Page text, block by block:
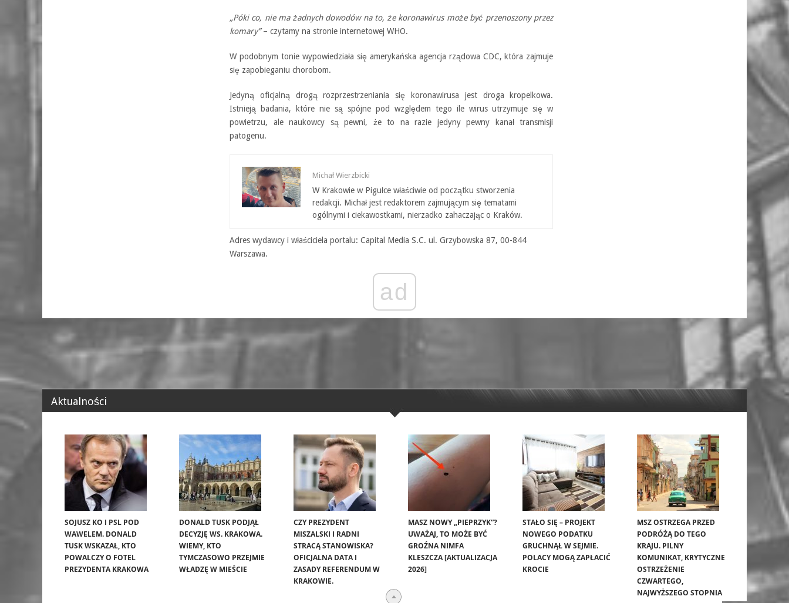
„Póki co, nie ma żadnych dowodów na to, że koronawirus może być przenoszony przez
komary”– czytamy na stronie internetowej WHO.
W podobnym tonie wypowiedziała się amerykańska agencja rządowa CDC, która zajmuje
się zapobieganiu chorobom.
Jedyną oficjalną drogą rozprzestrzeniania się koronawirusa jest droga kropelkowa.
Istnieją badania, które nie są spójne pod względem tego ile wirus utrzymuje się w
powietrzu, ale naukowcy są pewni, że to na razie jedyny pewny kanał transmisji
patogenu.
Michał Wierzbicki
W Krakowie w Pigułce właściwie od początku stworzenia
redakcji. Michał jest redaktorem zajmującym się tematami
ogólnymi i ciekawostkami, nierzadko zahaczając o Kraków.
Adres wydawcy i właściciela portalu: Capital Media S.C. ul. Grzybowska 87, 00-844
Warszawa.
ad
Aktualności
SOJUSZ KO I PSL POD
WAWELEM. DONALD
TUSK WSKAZAŁ, KTO
POWALCZY O FOTEL
PREZYDENTA KRAKOWA
DONALD TUSK PODJĄŁ
DECYZJĘ WS. KRAKOWA.
WIEMY, KTO
TYMCZASOWO PRZEJMIE
WŁADZĘ W MIEŚCIE
CZY PREZYDENT
MISZALSKI I RADNI
STRACĄ STANOWISKA?
OFICJALNA DATA I
ZASADY REFERENDUM W
KRAKOWIE.
MASZ NOWY „PIEPRZYK”?
UWAŻAJ, TO MOŻE BYĆ
GROŹNA NIMFA
KLESZCZA [AKTUALIZACJA
2026]
STAŁO SIĘ – PROJEKT
NOWEGO PODATKU
GRUCHNĄŁ W SEJMIE.
POLACY MOGĄ ZAPŁACIĆ
KROCIE
MSZ OSTRZEGA PRZED
PODRÓŻĄ DO TEGO
KRAJU. PILNY
KOMUNIKAT, KRYTYCZNE
OSTRZEŻENIE
CZWARTEGO,
NAJWYŻSZEGO STOPNIA